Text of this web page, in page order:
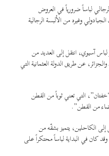
لباساً ضرورياً في العروض
وغيره من الألبسة الرجالية
آسيوي، انتقل إلى العديد من
عن طريق الدولة العثمانية التي
التي تعني ثوباً من القطن
من القطن”.
الكاحلين، يتميز بشقّه من
كان في البداية لباساً محتكراً على